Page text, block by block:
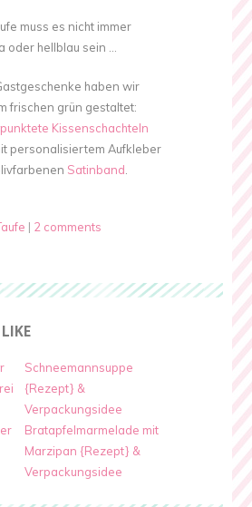
muss es nicht immer
oder hellblau sein …
haben wir
frischen grün gestaltet:
Kissenschachteln
personalisiertem Aufkleber
Satinband.
| 2 comments
Schneemannsuppe
{Rezept} &
Verpackungsidee
Bratapfelmarmelade mit
Marzipan {Rezept} &
Verpackungsidee